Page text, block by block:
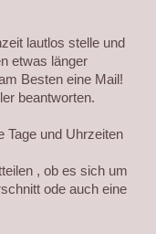
lautlos stelle und
etwas länger
Besten eine Mail!
beantworten.
Tage und Uhrzeiten
, ob es sich um
ode auch eine